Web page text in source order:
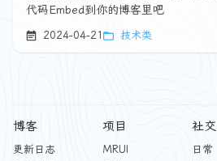
代码Embed到你的博客里吧
2024-04-21 技术类
博客
更新日志
项目
MRUI
社交
日常